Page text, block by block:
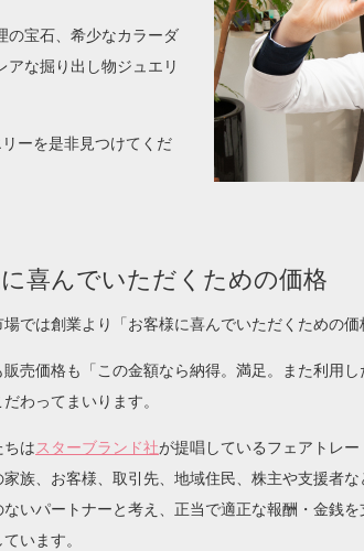
の宝石、希少なカラーダ
アな掘り出し物ジュエリ
ーを是非見つけてくだ
喜んでいただくための価格
では創業より「お客様に喜んでいただくための価
販売価格も「この金額なら納得。満足。また利用
わってまいります。
ちはスターブランド社が提唱しているフェアトレー
族、お客様、取引先、地域住民、株主や支援者
いパートナーと考え、正当で適正な報酬・金銭
います。